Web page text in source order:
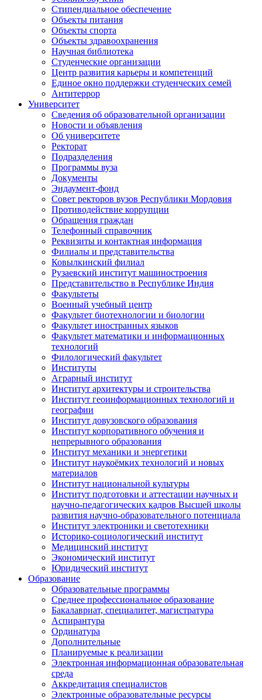
Стипендиальное обеспечение
Объекты питания
Объекты спорта
Объекты здравоохранения
Научная библиотека
Студенческие организации
Центр развития карьеры и компетенций
Единое окно поддержки студенческих семей
Антитеррор
Университет
Сведения об образовательной организации
Новости и объявления
Об университете
Ректорат
Подразделения
Программы вуза
Документы
Эндаумент-фонд
Совет ректоров вузов Республики Мордовия
Противодействие коррупции
Обращения граждан
Телефонный справочник
Реквизиты и контактная информация
Филиалы и представительства
Ковылкинский филиал
Рузаевский институт машиностроения
Представительство в Республике Индия
Факультеты
Военный учебный центр
Факультет биотехнологии и биологии
Факультет иностранных языков
Факультет математики и информационных
технологий
Филологический факультет
Институты
Аграрный институт
Институт архитектуры и строительства
Институт геоинформационных технологий и
географии
Институт довузовского образования
Институт корпоративного обучения и
непрерывного образования
Институт механики и энергетики
Институт наукоёмких технологий и новых
материалов
Институт национальной культуры
Институт подготовки и аттестации научных и
научно-педагогических кадров Высшей школы
развития научно-образовательного потенциала
Институт электроники и светотехники
Историко-социологический институт
Медицинский институт
Экономический институт
Юридический институт
Образование
Образовательные программы
Среднее профессиональное образование
Бакалавриат, специалитет, магистратура
Аспирантура
Ординатура
Дополнительные
Планируемые к реализации
Электронная информационная образовательная
среда
Аккредитация специалистов
Электронные образовательные ресурсы